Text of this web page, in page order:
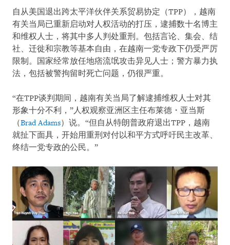
自从美国退出跨太平洋伙伴关系贸易协定（TPP），越南
有关当局已重新启动对人权活动的打压，逮捕数十名博主
和维权人士，将其中多人判处重刑。包括言论、集会、结
社、迁徙和宗教等基本自由，在越南一党专政下仍受严厉
限制。国家经常放任地痞流氓攻击异见人士；警方暴力执
法，包括被警拘留时死亡问题，仍很严重。
“在TPP谈判期间，越南有关当局了解逮捕维权人士对其
形象十分不利，”人权观察亚洲区主任布莱德・亚当斯
（Brad Adams）说。“但自从特朗普政府退出TPP，越南
就扯下面具，开始用重刑对付以和平方式呼吁民主改革、
终结一党专政的公民。”